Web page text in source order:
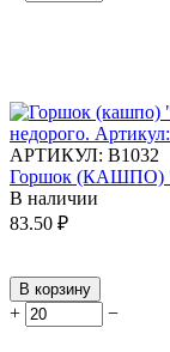
АРТИКУЛ: В1032
Горшок (КАШПО)
В наличии
83.50 ₽
В корзину
+ −